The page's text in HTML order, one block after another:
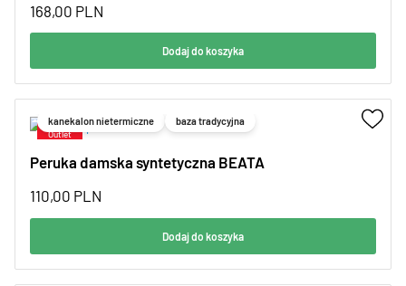
168,00 PLN
Dodaj do koszyka
kanekalon nietermiczne baza tradycyjna
Peruka damska syntetyczna BEATA
110,00 PLN
Dodaj do koszyka